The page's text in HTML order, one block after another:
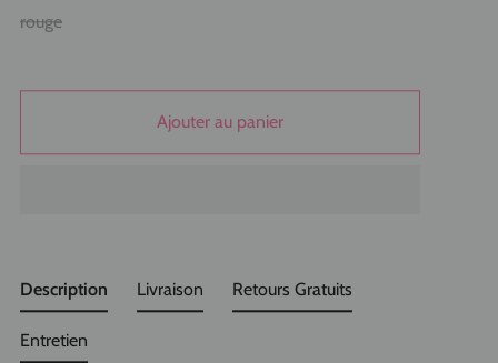
rouge
Ajouter au panier
Description Livraison Retours Gratuits
Entretien